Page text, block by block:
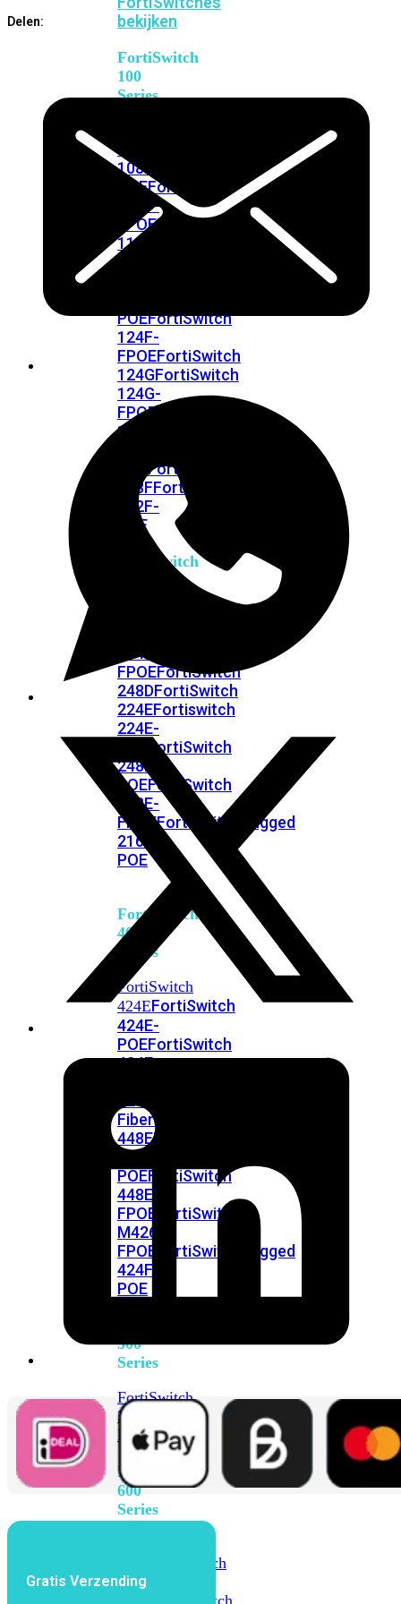
bekijken
FortiSwitch
100
Series
108F-
POEFortiSwitch
108F-
FPOEFortiSwitch
110G-
POEFortiSwitch
124F-
FPOEFortiSwitch
124GFortiSwitch
124G-
FPOE
148F
FortiSwitchRugged
108FFortiSwitchRugged
112F-
POE
FortiSwitch
224D-
FPOEFortiSwitch
248DFortiSwitch
224EFortiswitch
224E-
FortiSwitch
248E-
POEFortiSwitch
248E-
FPOEFortiSwitchRugged
216F-
POE
FortiSwitch
400
Series
FortiSwitch
424EFortiSwitch
424E-
POEFortiSwitch
424E-
FiberFortiSwitch
448EFortiSwitch
POEFortiSwitch
448E-
FPOE
FortiSwitch
M426E-
FPOE
FortiSwitchRugged
424F-
POE
500
Series
FortiSwitch
548D-
FPOE
FortiSwitch
600
Series
FortiSwitch
624F-
FortiSwitch
Delen:
Gratis Verzending